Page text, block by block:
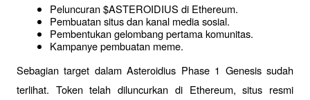
Peluncuran $ASTEROIDIUS di Ethereum.
Pembuatan situs dan kanal media sosial.
Pembentukan gelombang pertama komunitas.
Kampanye pembuatan meme.
Sebagian target dalam Asteroidius Phase 1 Genesis sudah
terlihat. Token telah diluncurkan di Ethereum, situs resmi